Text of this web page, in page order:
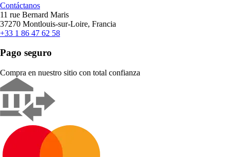
Contáctanos
11 rue Bernard Maris
37270 Montlouis-sur-Loire, Francia
+33 1 86 47 62 58
Pago seguro
Compra en nuestro sitio con total confianza